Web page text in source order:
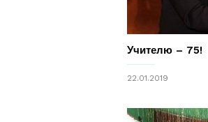
Учителю – 75!
22.01.2019